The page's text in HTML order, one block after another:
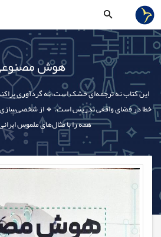
هوش
این کتاب نه ترجمه‌ای خشک است، نه گردآوری
خطا در فضای واقعی تدریس است. 🔹 از شخصی‌سازی
همه را با مثال‌های ملموس